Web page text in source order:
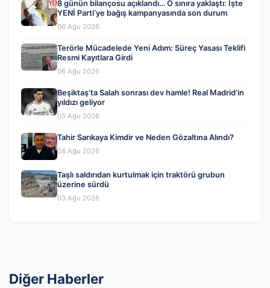
8 günün bilançosu açıklandı… O sınıra yaklaştı: İşte
YENİ Parti’ye bağış kampanyasında son durum
06 Ağu 2026
Terörle Mücadelede Yeni Adım: Süreç Yasası Teklifi
Resmi Kayıtlara Girdi
06 Ağu 2026
Beşiktaş’ta Salah sonrası dev hamle! Real Madrid’in
yıldızı geliyor
05 Ağu 2026
Tahir Sarıkaya Kimdir ve Neden Gözaltına Alındı?
04 Ağu 2026
Taşlı saldırıdan kurtulmak için traktörü grubun
üzerine sürdü
03 Ağu 2026
Diğer Haberler